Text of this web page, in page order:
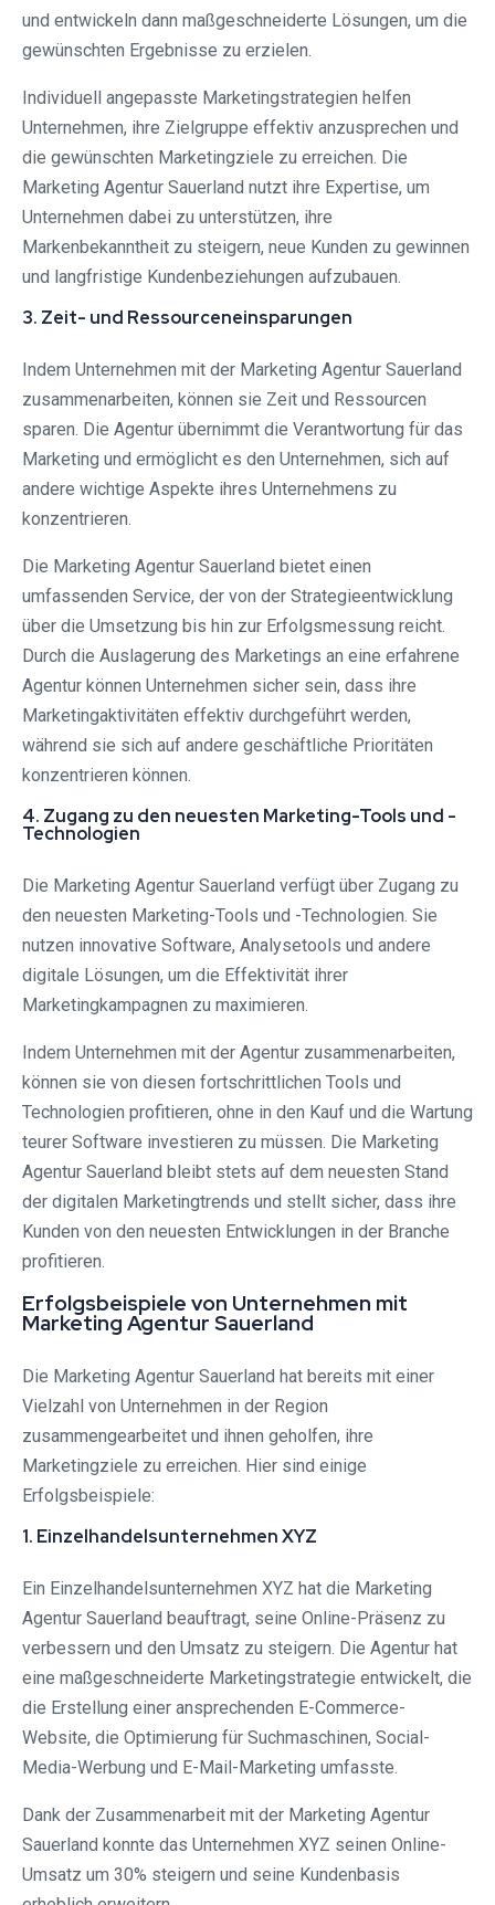
und entwickeln dann maßgeschneiderte Lösungen, um die
gewünschten Ergebnisse zu erzielen.
Individuell angepasste Marketingstrategien helfen
Unternehmen, ihre Zielgruppe effektiv anzusprechen und
die gewünschten Marketingziele zu erreichen. Die
Marketing Agentur Sauerland nutzt ihre Expertise, um
Unternehmen dabei zu unterstützen, ihre
Markenbekanntheit zu steigern, neue Kunden zu gewinnen
und langfristige Kundenbeziehungen aufzubauen.
3. Zeit- und Ressourceneinsparungen
Indem Unternehmen mit der Marketing Agentur Sauerland
zusammenarbeiten, können sie Zeit und Ressourcen
sparen. Die Agentur übernimmt die Verantwortung für das
Marketing und ermöglicht es den Unternehmen, sich auf
andere wichtige Aspekte ihres Unternehmens zu
konzentrieren.
Die Marketing Agentur Sauerland bietet einen
umfassenden Service, der von der Strategieentwicklung
über die Umsetzung bis hin zur Erfolgsmessung reicht.
Durch die Auslagerung des Marketings an eine erfahrene
Agentur können Unternehmen sicher sein, dass ihre
Marketingaktivitäten effektiv durchgeführt werden,
während sie sich auf andere geschäftliche Prioritäten
konzentrieren können.
4. Zugang zu den neuesten Marketing-Tools und -
Technologien
Die Marketing Agentur Sauerland verfügt über Zugang zu
den neuesten Marketing-Tools und -Technologien. Sie
nutzen innovative Software, Analysetools und andere
digitale Lösungen, um die Effektivität ihrer
Marketingkampagnen zu maximieren.
Indem Unternehmen mit der Agentur zusammenarbeiten,
können sie von diesen fortschrittlichen Tools und
Technologien profitieren, ohne in den Kauf und die Wartung
teurer Software investieren zu müssen. Die Marketing
Agentur Sauerland bleibt stets auf dem neuesten Stand
der digitalen Marketingtrends und stellt sicher, dass ihre
Kunden von den neuesten Entwicklungen in der Branche
profitieren.
Erfolgsbeispiele von Unternehmen mit
Marketing Agentur Sauerland
Die Marketing Agentur Sauerland hat bereits mit einer
Vielzahl von Unternehmen in der Region
zusammengearbeitet und ihnen geholfen, ihre
Marketingziele zu erreichen. Hier sind einige
Erfolgsbeispiele:
1. Einzelhandelsunternehmen XYZ
Ein Einzelhandelsunternehmen XYZ hat die Marketing
Agentur Sauerland beauftragt, seine Online-Präsenz zu
verbessern und den Umsatz zu steigern. Die Agentur hat
eine maßgeschneiderte Marketingstrategie entwickelt, die
die Erstellung einer ansprechenden E-Commerce-
Website, die Optimierung für Suchmaschinen, Social-
Media-Werbung und E-Mail-Marketing umfasste.
Dank der Zusammenarbeit mit der Marketing Agentur
Sauerland konnte das Unternehmen XYZ seinen Online-
Umsatz um 30% steigern und seine Kundenbasis